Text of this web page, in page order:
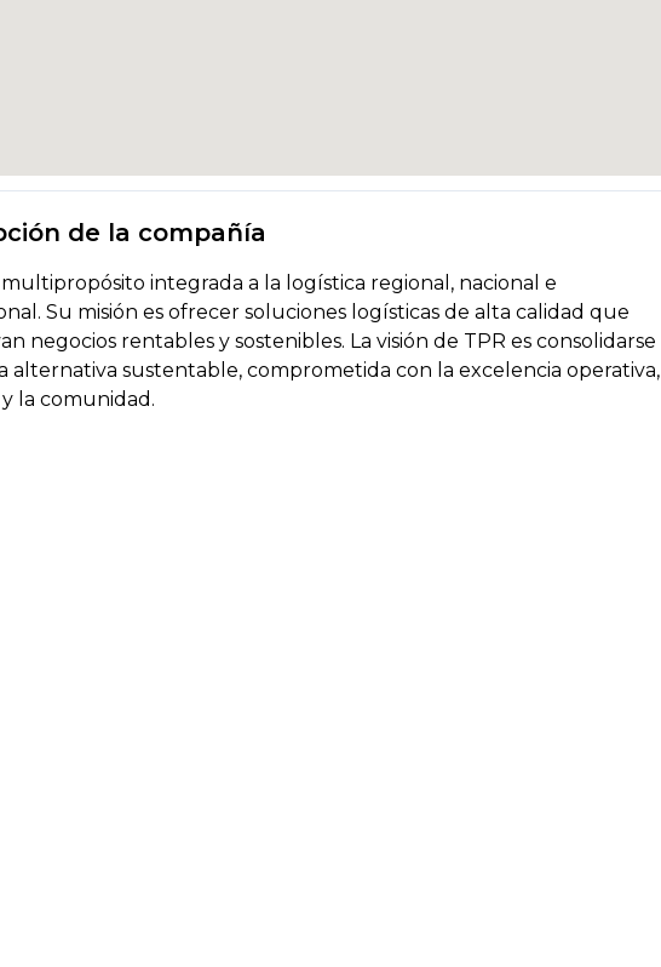
de la compañía
integrada a la logística regional, nacional e
Su misión es ofrecer soluciones logísticas de alta calidad que
negocios rentables y sostenibles. La visión de TPR es consolidarse
alternativa sustentable, comprometida con la excelencia operativa,
la comunidad.